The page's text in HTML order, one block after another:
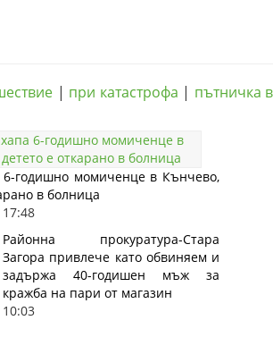
| при катастрофа | пътничка в
6-годишно момиченце в Кънчево,
в болница
Районна прокуратура-Стара
Загора привлече като обвиняем и
задържа 40-годишен мъж за
кражба на пари от магазин